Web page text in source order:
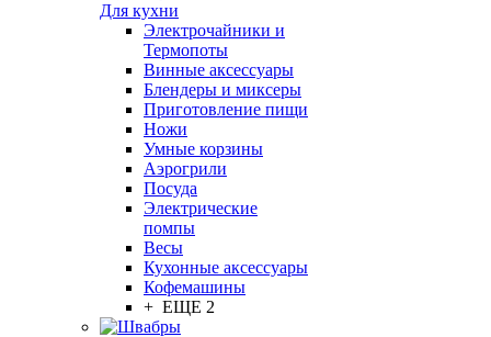
Для кухни
Электрочайники и
Термопоты
Винные аксессуары
Блендеры и миксеры
Приготовление пищи
Ножи
Умные корзины
Аэрогрили
Посуда
Электрические
помпы
Весы
Кухонные аксессуары
Кофемашины
+ ЕЩЕ 2